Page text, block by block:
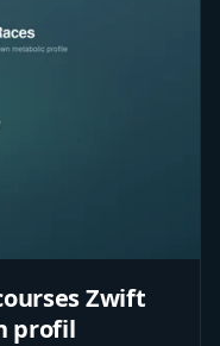
Zwift
profil